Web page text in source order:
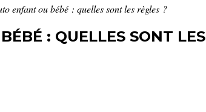
enfant ou bébé : quelles sont les règles ?
: QUELLES SONT LES